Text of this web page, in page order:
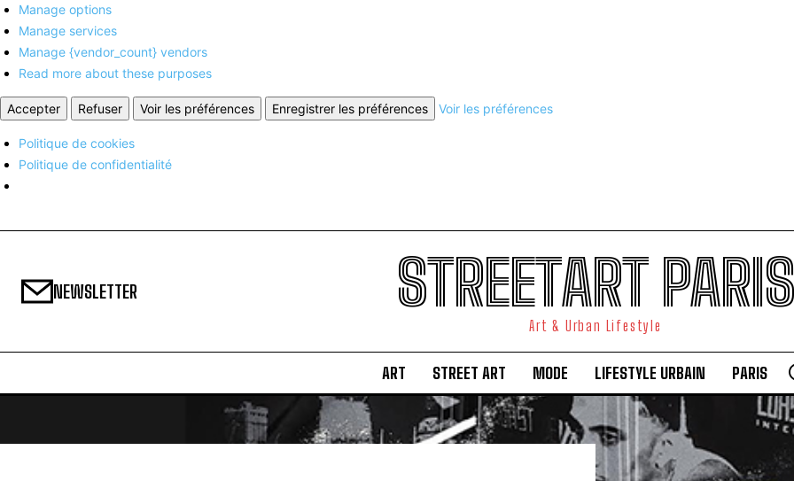
Manage options
Manage services
Manage {vendor_count} vendors
Read more about these purposes
Accepter Refuser Voir les préférences Enregistrer les préférences Voir les préférences
Politique de cookies
Politique de confidentialité
NEWSLETTER STREETART PARIS
Art & Urban Lifestyle
ART STREET ART MODE LIFESTYLE URBAIN PARIS